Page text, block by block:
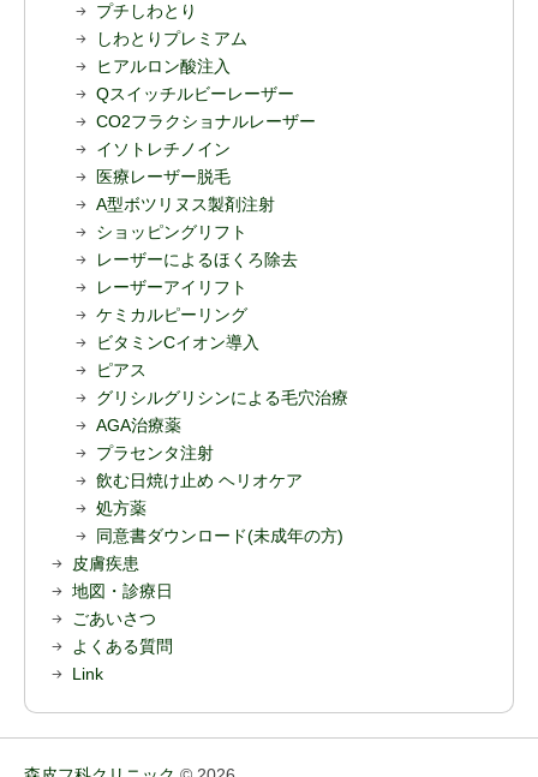
プチしわとり
しわとりプレミアム
ヒアルロン酸注入
Qスイッチルビーレーザー
CO2フラクショナルレーザー
イソトレチノイン
医療レーザー脱毛
A型ボツリヌス製剤注射
ショッピングリフト
レーザーによるほくろ除去
レーザーアイリフト
ケミカルピーリング
ビタミンCイオン導入
ピアス
グリシルグリシンによる毛穴治療
AGA治療薬
プラセンタ注射
飲む日焼け止め ヘリオケア
処方薬
同意書ダウンロード(未成年の方)
皮膚疾患
地図・診療日
ごあいさつ
よくある質問
Link